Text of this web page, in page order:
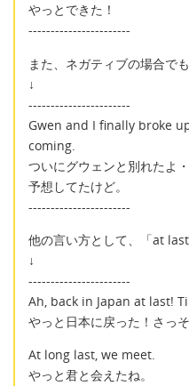
やっとできた！
-----------------------
また、ネガティブの場合で
↓
-----------------------
Gwen and I finally broke
coming.
ついにグウェンと別れたよ
予想してたけど。
-----------------------
他の言い方として、「at last
↓
-----------------------
Ah, back in Japan at last!
やっと日本に戻った！さっ
At long last, we meet.
やっと君と会えたね。